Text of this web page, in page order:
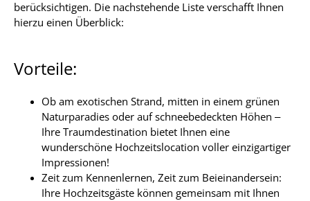
berücksichtigen. Die nachstehende Liste verschafft Ihnen
hierzu einen Überblick:
Vorteile:
Ob am exotischen Strand, mitten in einem grünen
Naturparadies oder auf schneebedeckten Höhen –
Ihre Traumdestination bietet Ihnen eine
wunderschöne Hochzeitslocation voller einzigartiger
Impressionen!
Zeit zum Kennenlernen, Zeit zum Beieinandersein:
Ihre Hochzeitsgäste können gemeinsam mit Ihnen